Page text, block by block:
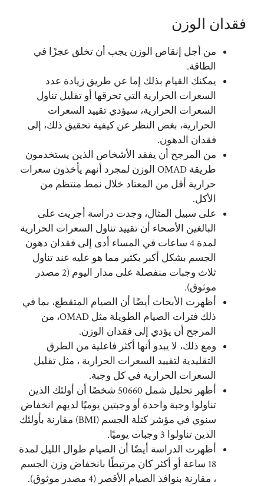
فقدان الوزن
من أجل إنقاص الوزن يجب أن تخلق عجزًا في
الطاقة.
يمكنك القيام بذلك إما عن طريق زيادة عدد
السعرات الحرارية التي تحرقها أو تقليل تناول
السعرات الحرارية، سيؤدي تقييد السعرات
الحرارية، بغض النظر عن كيفية تحقيق ذلك، إلى
فقدان الدهون.
من المرجح أن يفقد الأشخاص الذين يستخدمون
طريقة OMAD الوزن لمجرد أنهم يأخذون سعرات
حرارية أقل من المعتاد خلال نمط منتظم من
الأكل.
على سبيل المثال، وجدت دراسة أجريت على
البالغين الأصحاء أن تقييد تناول السعرات الحرارية
لمدة 4 ساعات في المساء أدى إلى فقدان دهون
الجسم بشكل أكبر بكثير مما هو عليه عند تناول
ثلاث وجبات منفصلة على مدار اليوم (2 مصدر
موثوق).
أظهرت الأبحاث أيضًا أن الصيام المتقطع، بما في
ذلك فترات الصيام الطويلة مثل OMAD، من
المرجح أن يؤدي إلى فقدان الوزن.
ومع ذلك، لا يبدو أنها أكثر فاعلية من الطرق
التقليدية لتقييد السعرات الحرارية ، مثل تقليل
السعرات الحرارية في كل وجبة.
أظهر تحليل شمل 50660 شخصًا أن أولئك الذين
تناولوا وجبة واحدة أو وجبتين يوميًا لديهم انخفاض
سنوي في مؤشر كتلة الجسم (BMI) مقارنة بأولئك
الذين تناولوا 3 وجبات يوميًا.
أظهرت الدراسة أيضًا أن الصيام طوال الليل لمدة
18 ساعة أو أكثر كان مرتبطًا بانخفاض وزن الجسم
، مقارنة بنوافذ الصيام الأقصر (4 مصدر موثوق).